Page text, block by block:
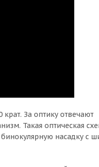
За оптику отвечают
Такая оптическая
насадку с